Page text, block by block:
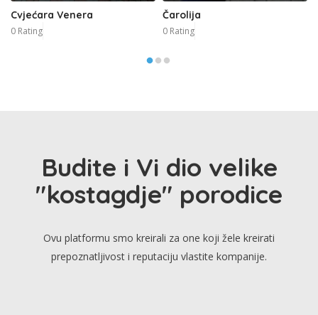
Cvjećara Venera
0 Rating
Čarolija
0 Rating
Budite i Vi dio velike
"kostagdje" porodice
Ovu platformu smo kreirali za one koji žele kreirati
prepoznatljivost i reputaciju vlastite kompanije.